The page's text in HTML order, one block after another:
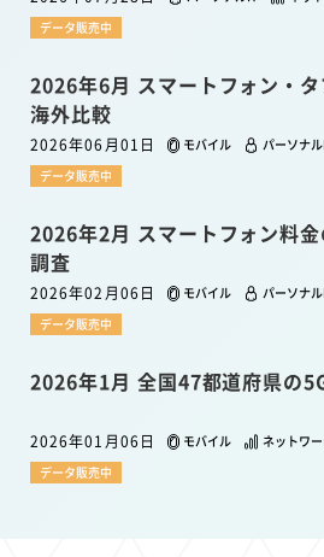
データ販売中
2026年6月 スマートフォン・
海外比較
2026年06月01日 モバイル
パーソナ
データ販売中
2026年2月 スマートフォン料
調査
2026年02月06日 モバイル
パーソナ
データ販売中
2026年1月 全国47都道府県の
2026年01月06日 モバイル
ネットワ
データ販売中